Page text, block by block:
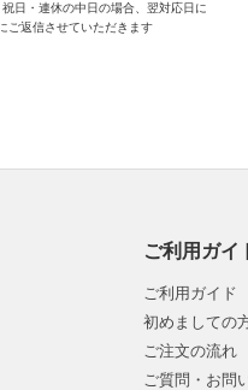
日・連休の中日の場合、翌対応日に
ご返信させていただきます
ご利用ガイ
ご利用ガイド
初めましての
ご注文の流れ
ご質問・お問